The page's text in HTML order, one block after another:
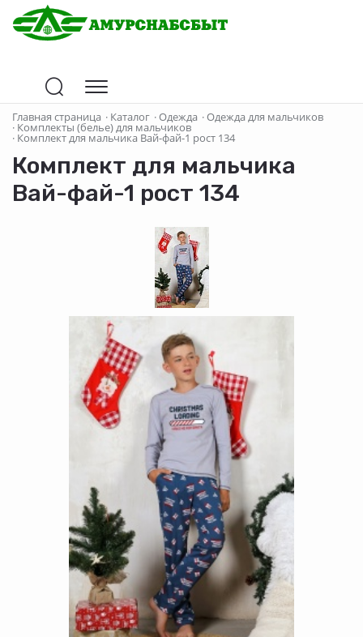
Главная страница · Каталог ·Одежда ·Одежда для мальчиков
· Комплекты (белье) для мальчиков
· Комплект для мальчика Вай-фай-1 рост 134
Комплект для мальчика
Вай-фай-1 рост 134